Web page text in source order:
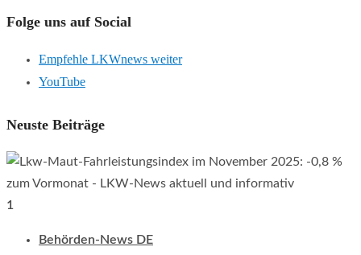
Folge uns auf Social
Empfehle LKWnews weiter
YouTube
Neuste Beiträge
1
Behörden-News DE